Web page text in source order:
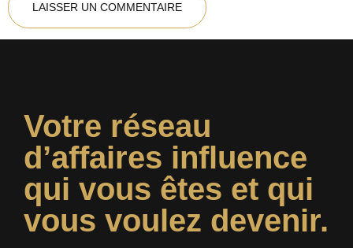
Votre réseau
d’affaires influence
qui vous êtes et qui
vous voulez devenir.